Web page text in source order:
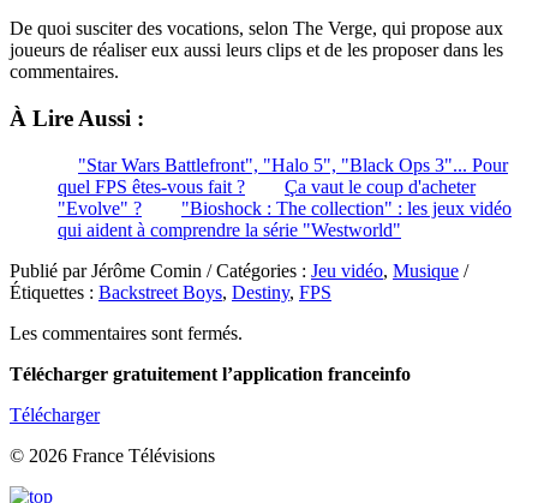
De quoi susciter des vocations, selon The Verge, qui propose aux
joueurs de réaliser eux aussi leurs clips et de les proposer dans les
commentaires.
À Lire Aussi :
"Star Wars Battlefront", "Halo 5", "Black Ops 3"... Pour
quel FPS êtes-vous fait ?
Ça vaut le coup d'acheter
"Evolve" ?
"Bioshock : The collection" : les jeux vidéo
qui aident à comprendre la série "Westworld"
Publié par Jérôme Comin / Catégories : Jeu vidéo, Musique /
Étiquettes : Backstreet Boys, Destiny, FPS
Les commentaires sont fermés.
Télécharger gratuitement l’application franceinfo
Télécharger
© 2026 France Télévisions